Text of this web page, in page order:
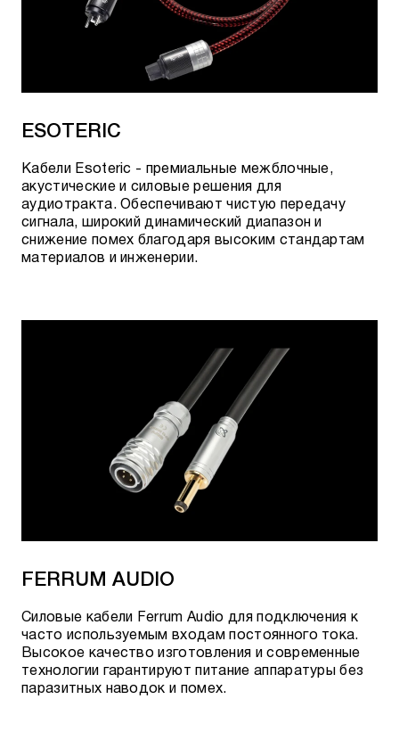
ESOTERIC
Кабели Esoteric - премиальные межблочные,
акустические и силовые решения для
аудиотракта. Обеспечивают чистую передачу
сигнала, широкий динамический диапазон и
снижение помех благодаря высоким стандартам
материалов и инженерии.
FERRUM AUDIO
Cиловые кабели Ferrum Audio для подключения к
часто используемым входам постоянного тока.
Высокое качество изготовления и современные
технологии гарантируют питание аппаратуры без
паразитных наводок и помех.